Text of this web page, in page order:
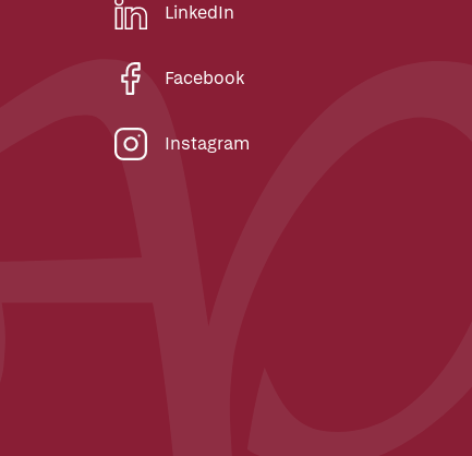
LinkedIn
Facebook
Instagram